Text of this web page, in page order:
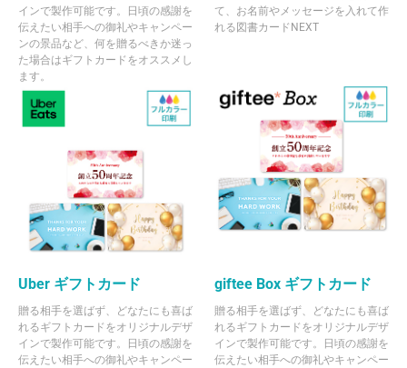
インで製作可能です。日頃の感謝を
伝えたい相手への御礼やキャンペー
ンの景品など、何を贈るべきか迷っ
た場合はギフトカードをオススメし
ます。
て、お名前やメッセージを入れて作
れる図書カードNEXT
Uber ギフトカード
贈る相手を選ばず、どなたにも喜ば
れるギフトカードをオリジナルデザ
インで製作可能です。日頃の感謝を
伝えたい相手への御礼やキャンペー
giftee Box ギフトカード
贈る相手を選ばず、どなたにも喜ば
れるギフトカードをオリジナルデザ
インで製作可能です。日頃の感謝を
伝えたい相手への御礼やキャンペー